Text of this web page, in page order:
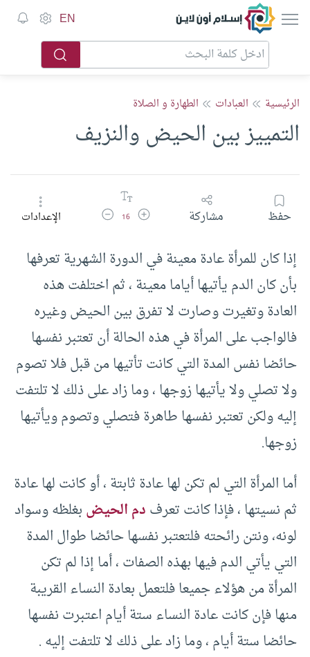
إسلام أون لاين EN
الرئيسية العبادات الطهارة و الصلاة
التمييز بين الحيض والنزيف
حفظ مشاركة زيادة حجم الخط
16 تقليل حجم الخطالإعدادات
إذا كان للمرأة عادة معينة في الدورة الشهرية تعرفها
بأن كان الدم يأتيها أياما معينة ، ثم اختلفت هذه
العادة وتغيرت وصارت لا تفرق بين الحيض وغيره
فالواجب على المرأة في هذه الحالة أن تعتبر نفسها
حائضا نفس المدة التي كانت تأتيها من قبل فلا تصوم
ولا تصلي ولا يأتيها زوجها ، وما زاد على ذلك لا تلتفت
إليه ولكن تعتبر نفسها طاهرة فتصلي وتصوم ويأتيها
زوجها.
أما المرأة التي لم تكن لها عادة ثابتة ، أو كانت لها عادة
ثم نسيتها ، فإذا كانت تعرفدم الحيضبغلظه وسواد
لونه، ونتن رائحته فلتعتبر نفسها حائضا طوال المدة
التي يأتي الدم فيها بهذه الصفات ، أما إذا لم تكن
المرأة من هؤلاء جميعا فلتعمل بعادة النساء القريبة
منها فإن كانت عادة النساء ستة أيام اعتبرت نفسها
حائضا ستة أيام ، وما زاد على ذلك لا تلتفت إليه .